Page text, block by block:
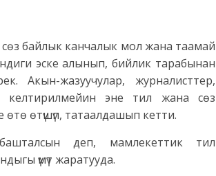
сөз байлык канчалык мол жана таамай
эске алынып, бийлик тарабынан
Акын-жазуучулар, журналисттер,
келтирилмейин эне тил жана сөз
өтүшүп, татаалдашып кетти.
деп, мамлекеттик тил
үмүт жаратууда.